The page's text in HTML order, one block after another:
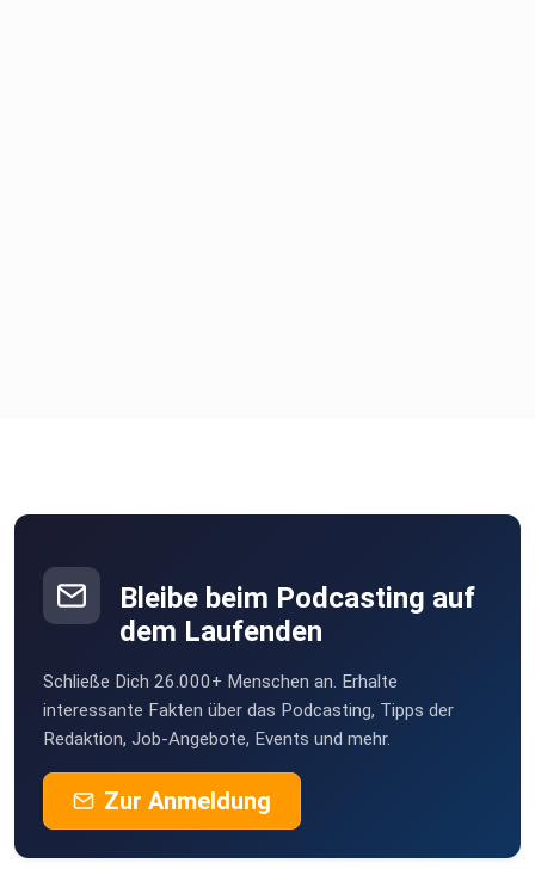
Bleibe beim Podcasting auf
dem Laufenden
Schließe Dich 26.000+ Menschen an. Erhalte
interessante Fakten über das Podcasting, Tipps der
Redaktion, Job-Angebote, Events und mehr.
Zur Anmeldung